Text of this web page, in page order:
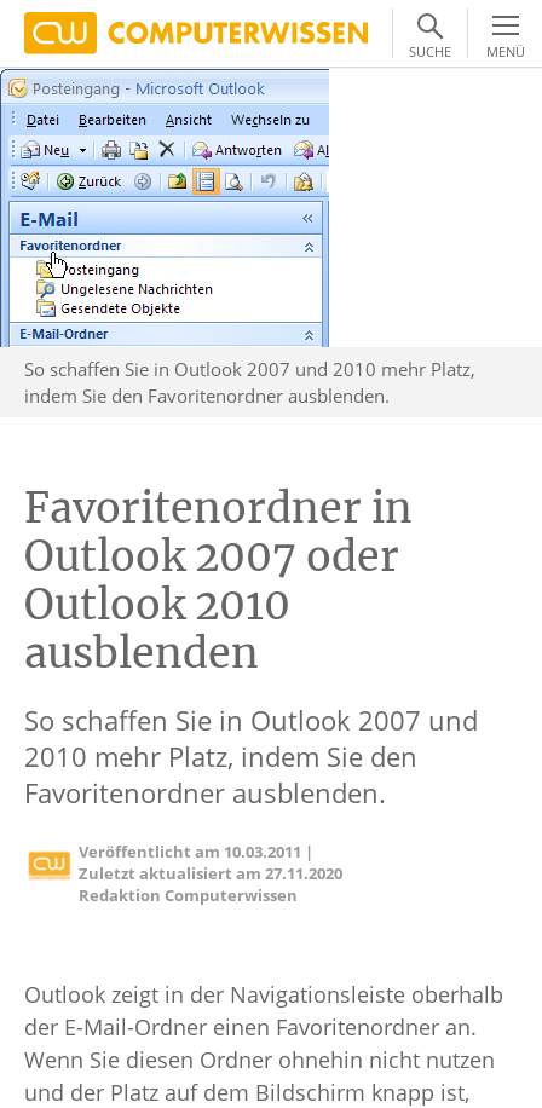
SUCHE MENÜ
So schaffen Sie in Outlook 2007 und 2010 mehr Platz,
indem Sie den Favoritenordner ausblenden.
Favoritenordner in
Outlook 2007 oder
Outlook 2010
ausblenden
So schaffen Sie in Outlook 2007 und
2010 mehr Platz, indem Sie den
Favoritenordner ausblenden.
Veröffentlicht am 10.03.2011 |
Zuletzt aktualisiert am27.11.2020
Redaktion Computerwissen
Outlook zeigt in der Navigationsleiste oberhalb
der E-Mail-Ordner einen Favoritenordner an.
Wenn Sie diesen Ordner ohnehin nicht nutzen
und der Platz auf dem Bildschirm knapp ist,